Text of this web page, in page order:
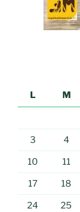
L
M
3 4
10 11
17 18
24 25